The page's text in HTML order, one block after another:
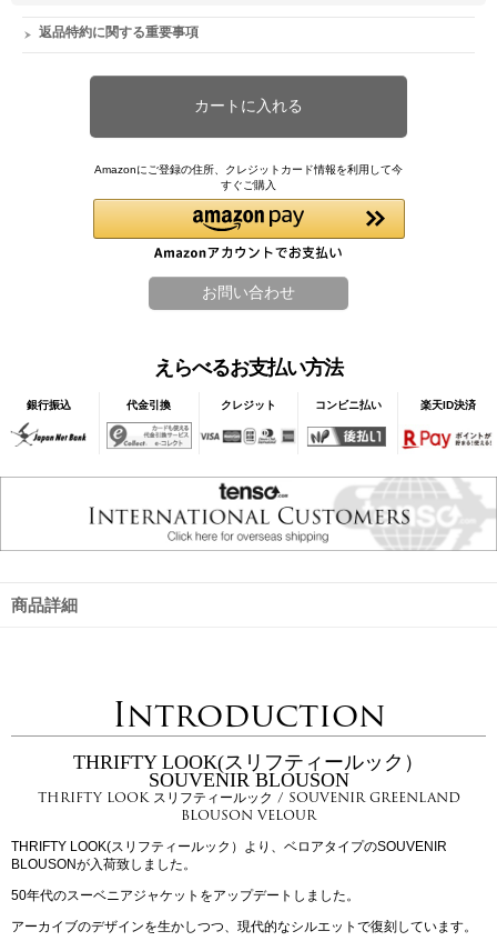
返品特約に関する重要事項
Amazonにご登録の住所、クレジットカード情報を利用して今
すぐご購入
えらべるお支払い方法
銀行振込 代金引換 クレジット コンビニ払い 楽天ID決済
商品詳細
Introduction
THRIFTY LOOK(スリフティールック）
SOUVENIR BLOUSON
THRIFTY LOOK スリフティールック / SOUVENIR GREENLAND
BLOUSON VELOUR
THRIFTY LOOK(スリフティールック）より、ベロアタイプのSOUVENIR
BLOUSONが入荷致しました。
50年代のスーベニアジャケットをアップデートしました。
アーカイブのデザインを生かしつつ、現代的なシルエットで復刻しています。